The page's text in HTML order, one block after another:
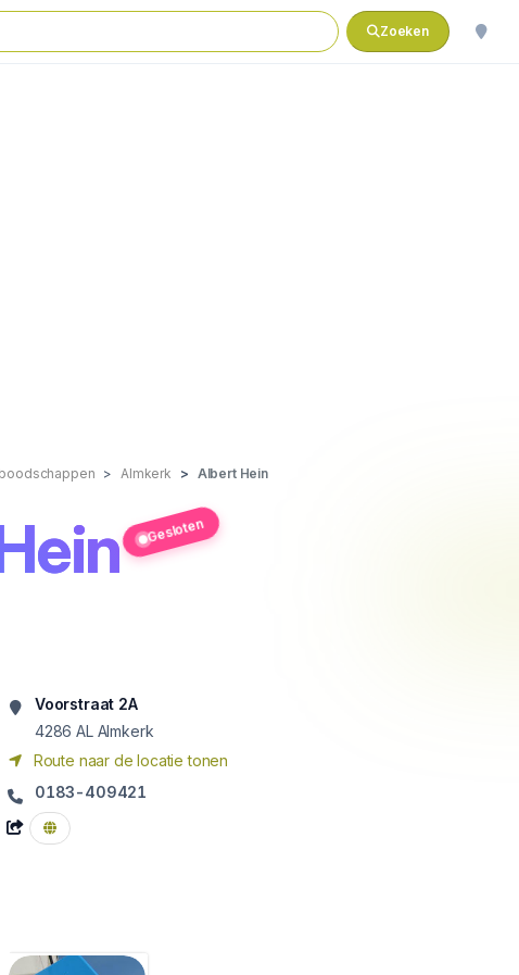
Zoeken
Almkerk Albert Hein
Gesloten
Voorstraat 2A
4286 AL Almkerk
Route naar de locatie tonen
0183-409421